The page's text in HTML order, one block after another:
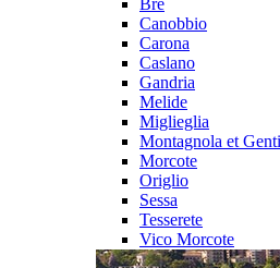
Brè
Canobbio
Carona
Caslano
Gandria
Melide
Miglieglia
Montagnola et
Morcote
Origlio
Sessa
Tesserete
Vico Morcote